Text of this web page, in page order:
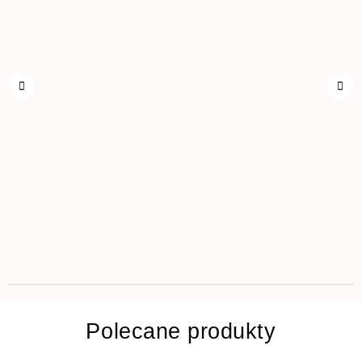
Polecane produkty